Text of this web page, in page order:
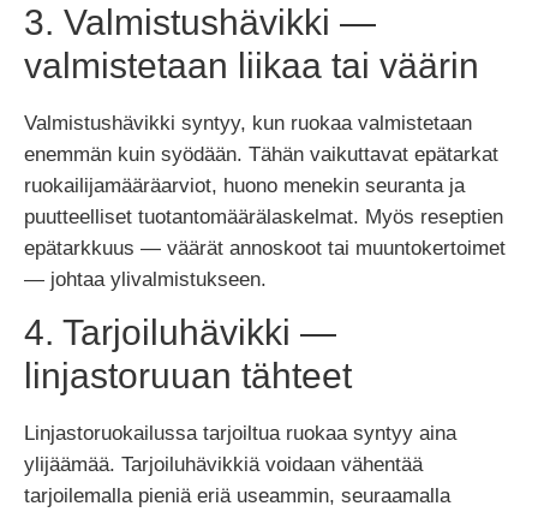
3. Valmistushävikki —
valmistetaan liikaa tai väärin
Valmistushävikki syntyy, kun ruokaa valmistetaan
enemmän kuin syödään. Tähän vaikuttavat epätarkat
ruokailijamääräarviot, huono menekin seuranta ja
puutteelliset tuotantomäärälaskelmat. Myös reseptien
epätarkkuus — väärät annoskoot tai muuntokertoimet
— johtaa ylivalmistukseen.
4. Tarjoiluhävikki —
linjastoruuan tähteet
Linjastoruokailussa tarjoiltua ruokaa syntyy aina
ylijäämää. Tarjoiluhävikkiä voidaan vähentää
tarjoilemalla pieniä eriä useammin, seuraamalla